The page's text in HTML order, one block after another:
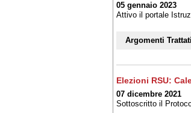
05 gennaio 2023
Attivo il portale
Argomenti
Elezioni RSU:
07 dicembre 2021
Sottoscritto il